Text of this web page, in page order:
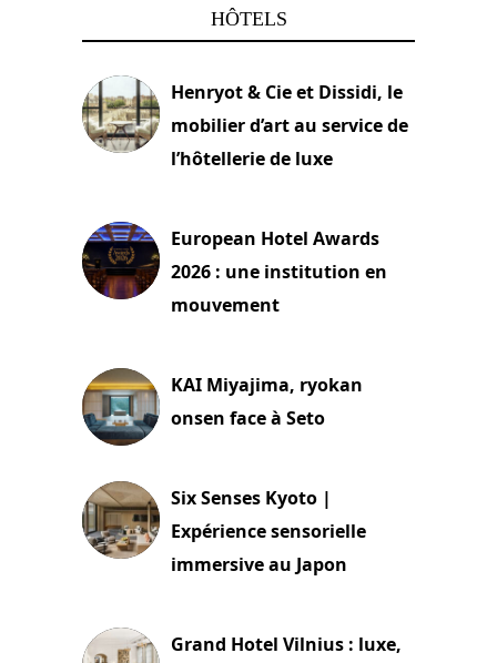
HÔTELS
Henryot & Cie et Dissidi, le
mobilier d’art au service de
l’hôtellerie de luxe
European Hotel Awards
2026 : une institution en
mouvement
KAI Miyajima, ryokan
onsen face à Seto
Six Senses Kyoto |
Expérience sensorielle
immersive au Japon
Grand Hotel Vilnius : luxe,